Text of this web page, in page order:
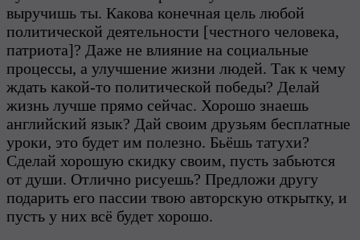
выручишь ты. Какова конечная цель любой
политической деятельности [честного человека,
патриота]? Даже не влияние на социальные
процессы, а улучшение жизни людей. Так к чему
ждать какой-то политической победы? Делай
жизнь лучше прямо сейчас. Хорошо знаешь
английский язык? Дай своим друзьям бесплатные
уроки, это будет им полезно. Бьёшь татухи?
Сделай хорошую скидку своим, пусть забьются
от души. Отлично рисуешь? Предложи другу
подарить его пассии твою авторскую открытку, и
пусть у них всё будет хорошо.